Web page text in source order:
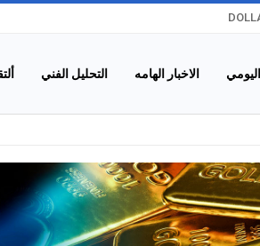
الاخبار الهامه التحليل الفني